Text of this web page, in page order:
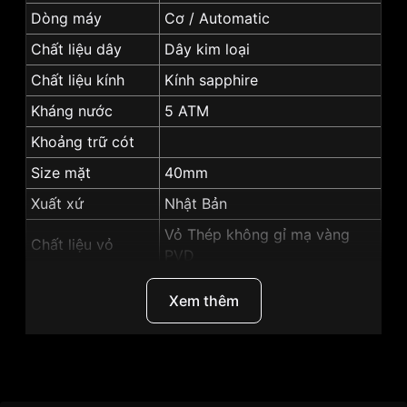
Dòng máy
Cơ / Automatic
Chất liệu dây
Dây kim loại
Chất liệu kính
Kính sapphire
Kháng nước
5 ATM
Khoảng trữ cót
Size mặt
40mm
Xuất xứ
Nhật Bản
Chất liệu vỏ
Vỏ Thép không gỉ mạ vàng
PVD
Xem thêm